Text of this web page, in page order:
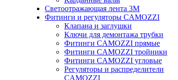
Светоотражающая лента 3М
Фитинги и регуляторы CAMOZZI
Клапана и заглушки
Ключи для демонтажа трубки
Фитинги CAMOZZI прямые
Фитинги CAMOZZI тройники
Фитинги CAMOZZI угловые
Регуляторы и распределители
CAMOZZI